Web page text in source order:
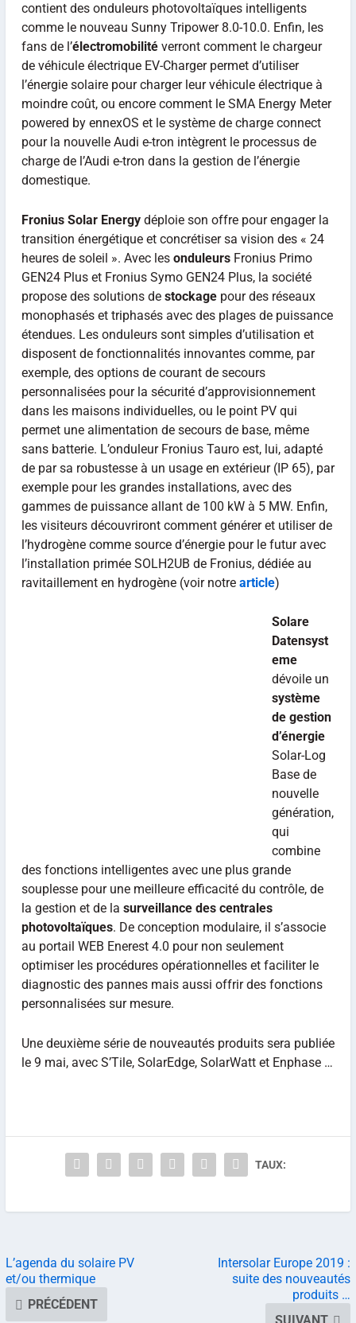
contient des onduleurs photovoltaïques intelligents
comme le nouveau Sunny Tripower 8.0-10.0. Enfin, les
fans de l’électromobilitéverront comment le chargeur
de véhicule électrique EV-Charger permet d’utiliser
l’énergie solaire pour charger leur véhicule électrique à
moindre coût, ou encore comment le SMA Energy Meter
powered by ennexOS et le système de charge connect
pour la nouvelle Audi e-tron intègrent le processus de
charge de l’Audi e-tron dans la gestion de l’énergie
domestique.
Fronius Solar Energydéploie son offre pour engager la
transition énergétique et concrétiser sa vision des « 24
heures de soleil ». Avec les onduleursFronius Primo
GEN24 Plus et Fronius Symo GEN24 Plus, la société
propose des solutions de stockagepour des réseaux
monophasés et triphasés avec des plages de puissance
étendues. Les onduleurs sont simples d’utilisation et
disposent de fonctionnalités innovantes comme, par
exemple, des options de courant de secours
personnalisées pour la sécurité d’approvisionnement
dans les maisons individuelles, ou le point PV qui
permet une alimentation de secours de base, même
sans batterie. L’onduleur Fronius Tauro est, lui, adapté
de par sa robustesse à un usage en extérieur (IP 65), par
exemple pour les grandes installations, avec des
gammes de puissance allant de 100 kW à 5 MW. Enfin,
les visiteurs découvriront comment générer et utiliser de
l’hydrogène comme source d’énergie pour le futur avec
l’installation primée SOLH2UB de Fronius, dédiée au
ravitaillement en hydrogène (voir notre article)
Solare
Datensyst
eme
dévoile un
système
de gestion
d’énergie
Solar-Log
Base de
nouvelle
génération,
qui
combine
des fonctions intelligentes avec une plus grande
souplesse pour une meilleure efficacité du contrôle, de
la gestion et de la surveillance des centrales
photovoltaïques. De conception modulaire, il s’associe
au portail WEB Enerest 4.0 pour non seulement
optimiser les procédures opérationnelles et faciliter le
diagnostic des pannes mais aussi offrir des fonctions
personnalisées sur mesure.
Une deuxième série de nouveautés produits sera publiée
le 9 mai, avec S’Tile, SolarEdge, SolarWatt et Enphase …
TAUX:
L’agenda du solaire PV
et/ou thermique
PRÉCÉDENT
Intersolar Europe 2019 :
suite des nouveautés
produits …